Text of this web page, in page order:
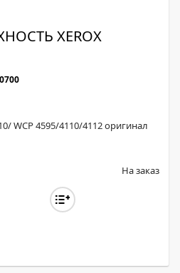
XEROX
WCP 4595/4110/4112 оригинал
На заказ